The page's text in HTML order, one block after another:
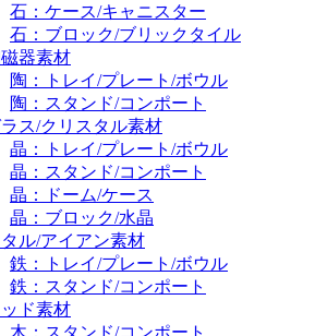
石：ケース/キャニスター
石：ブロック/ブリックタイル
器素材
陶：トレイ/プレート/ボウル
陶：スタンド/コンポート
ス/クリスタル素材
晶：トレイ/プレート/ボウル
晶：スタンド/コンポート
晶：ドーム/ケース
晶：ブロック/水晶
ル/アイアン素材
鉄：トレイ/プレート/ボウル
鉄：スタンド/コンポート
ド素材